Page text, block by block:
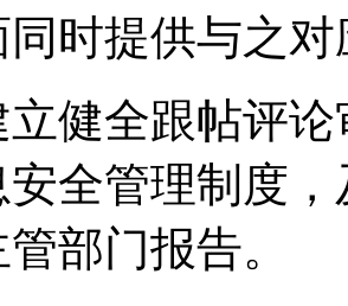
同时提供与之
立健全跟帖评
全管理制度
部门报告。